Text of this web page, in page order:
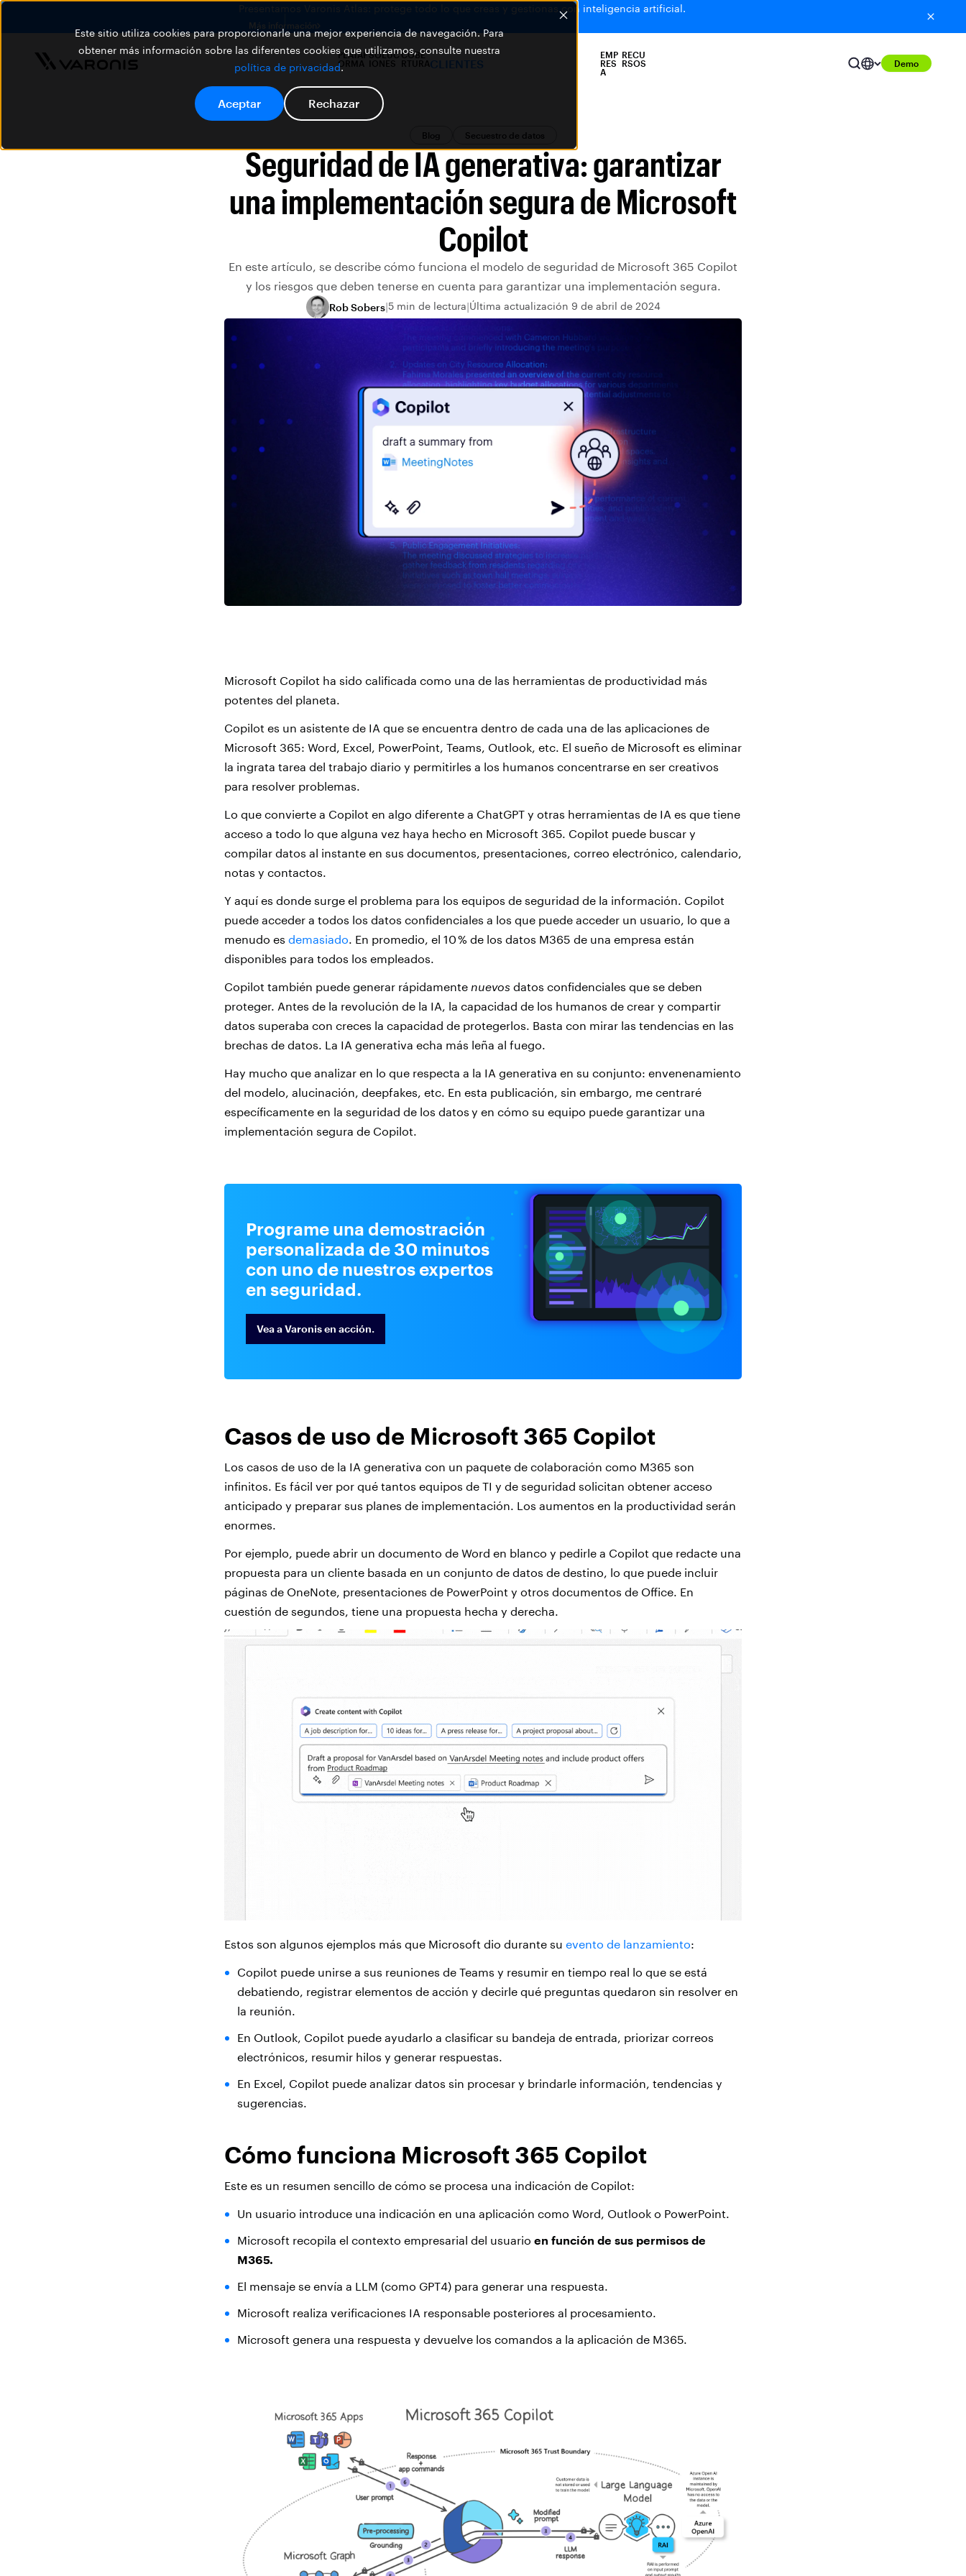
Este sitio utiliza cookies para proporcionarle una mejor experiencia de navegación. Para
obtener más información sobre las diferentes cookies que utilizamos, consulte nuestra
política de privacidad.
Aceptar Rechazar
Presentamos Varonis Atlas: protege todo lo que creas y gestionas con inteligencia artificial.
Más información
PLATAF
ORMA
SOLUC
IONES
COBE
RTURACLIENTES
EMP
RES
A
RECU
RSOS
Demo
Blog Secuestro de datos
Seguridad de IA generativa: garantizar
una implementación segura de Microsoft
Copilot
En este artículo, se describe cómo funciona el modelo de seguridad de Microsoft 365 Copilot
y los riesgos que deben tenerse en cuenta para garantizar una implementación segura.
Rob Sobers 5 min de lectura Última actualización 9 de abril de 2024
Microsoft Copilot ha sido calificada como una de las herramientas de productividad más
potentes del planeta.
Copilot es un asistente de IA que se encuentra dentro de cada una de las aplicaciones de
Microsoft 365: Word, Excel, PowerPoint, Teams, Outlook, etc. El sueño de Microsoft es eliminar
la ingrata tarea del trabajo diario y permitirles a los humanos concentrarse en ser creativos
para resolver problemas.
Lo que convierte a Copilot en algo diferente a ChatGPT y otras herramientas de IA es que tiene
acceso a todo lo que alguna vez haya hecho en Microsoft 365. Copilot puede buscar y
compilar datos al instante en sus documentos, presentaciones, correo electrónico, calendario,
notas y contactos.
Y aquí es donde surge el problema para los equipos de seguridad de la información. Copilot
puede acceder a todos los datos confidenciales a los que puede acceder un usuario, lo que a
menudo es demasiado. En promedio, el 10 % de los datos M365 de una empresa están
disponibles para todos los empleados.
Copilot también puede generar rápidamente nuevos datos confidenciales que se deben
proteger. Antes de la revolución de la IA, la capacidad de los humanos de crear y compartir
datos superaba con creces la capacidad de protegerlos. Basta con mirar las tendencias en las
brechas de datos. La IA generativa echa más leña al fuego.
Hay mucho que analizar en lo que respecta a la IA generativa en su conjunto: envenenamiento
del modelo, alucinación, deepfakes, etc. En esta publicación, sin embargo, me centraré
específicamente en la seguridad de los datos y en cómo su equipo puede garantizar una
implementación segura de Copilot.
Programe una demostración
personalizada de 30 minutos
con uno de nuestros expertos
en seguridad.
Vea a Varonis en acción.
Casos de uso de Microsoft 365 Copilot
Los casos de uso de la IA generativa con un paquete de colaboración como M365 son
infinitos. Es fácil ver por qué tantos equipos de TI y de seguridad solicitan obtener acceso
anticipado y preparar sus planes de implementación. Los aumentos en la productividad serán
enormes.
Por ejemplo, puede abrir un documento de Word en blanco y pedirle a Copilot que redacte una
propuesta para un cliente basada en un conjunto de datos de destino, lo que puede incluir
páginas de OneNote, presentaciones de PowerPoint y otros documentos de Office. En
cuestión de segundos, tiene una propuesta hecha y derecha.
Estos son algunos ejemplos más que Microsoft dio durante su evento de lanzamiento:
Copilot puede unirse a sus reuniones de Teams y resumir en tiempo real lo que se está
debatiendo, registrar elementos de acción y decirle qué preguntas quedaron sin resolver en
la reunión.
En Outlook, Copilot puede ayudarlo a clasificar su bandeja de entrada, priorizar correos
electrónicos, resumir hilos y generar respuestas.
En Excel, Copilot puede analizar datos sin procesar y brindarle información, tendencias y
sugerencias.
Cómo funciona Microsoft 365 Copilot
Este es un resumen sencillo de cómo se procesa una indicación de Copilot:
Un usuario introduce una indicación en una aplicación como Word, Outlook o PowerPoint.
Microsoft recopila el contexto empresarial del usuario en función de sus permisos de
M365.
El mensaje se envía a LLM (como GPT4) para generar una respuesta.
Microsoft realiza verificaciones IA responsable posteriores al procesamiento.
Microsoft genera una respuesta y devuelve los comandos a la aplicación de M365.